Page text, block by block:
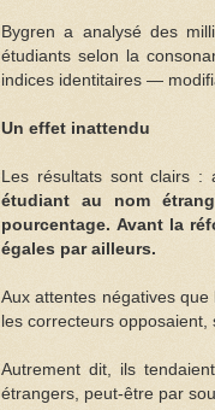
Bygren a analysé des
étudiants selon la
indices identitaires —
Un effet inattendu
Les résultats sont clairs :
étudiant au nom
pourcentage. Avant la
égales par ailleurs.
Aux attentes négatives
les correcteurs
Autrement dit, ils
étrangers, peut-être par